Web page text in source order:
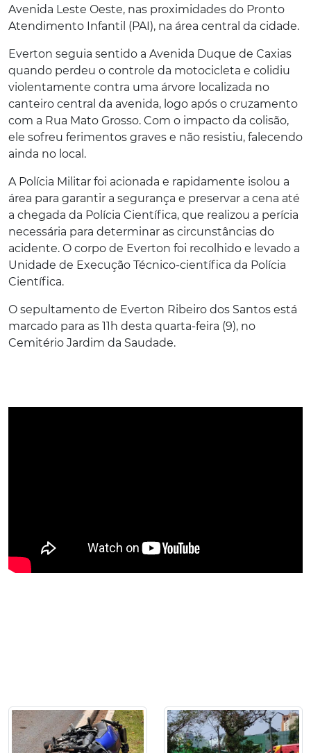
Avenida Leste Oeste, nas proximidades do Pronto
Atendimento Infantil (PAI), na área central da cidade.
Everton seguia sentido a Avenida Duque de Caxias
quando perdeu o controle da motocicleta e colidiu
violentamente contra uma árvore localizada no
canteiro central da avenida, logo após o cruzamento
com a Rua Mato Grosso. Com o impacto da colisão,
ele sofreu ferimentos graves e não resistiu, falecendo
ainda no local.
A Polícia Militar foi acionada e rapidamente isolou a
área para garantir a segurança e preservar a cena até
a chegada da Polícia Científica, que realizou a perícia
necessária para determinar as circunstâncias do
acidente. O corpo de Everton foi recolhido e levado a
Unidade de Execução Técnico-científica da Polícia
Científica.
O sepultamento de Everton Ribeiro dos Santos está
marcado para as 11h desta quarta-feira (9), no
Cemitério Jardim da Saudade.